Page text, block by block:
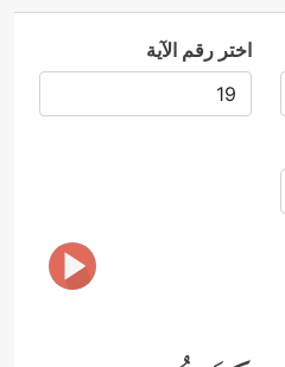
اختر رقم الآية